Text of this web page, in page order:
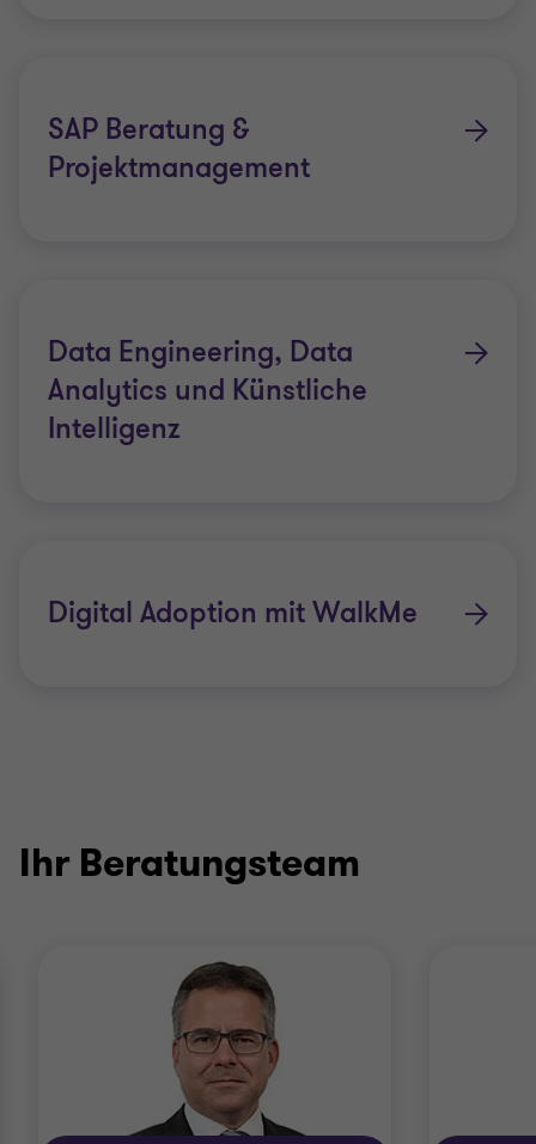
SAP Beratung &
Projektmanagement
Data Engineering, Data
Analytics und Künstliche
Intelligenz
Digital Adoption mit WalkMe
Ihr Beratungsteam